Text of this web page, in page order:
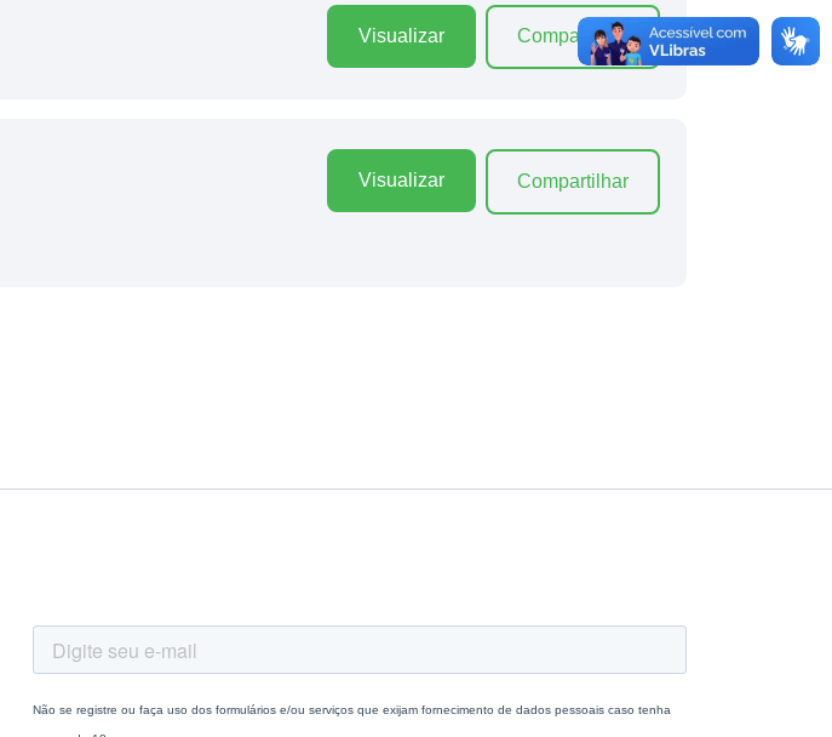
Visualizar Compartilhar
Visualizar Compartilhar